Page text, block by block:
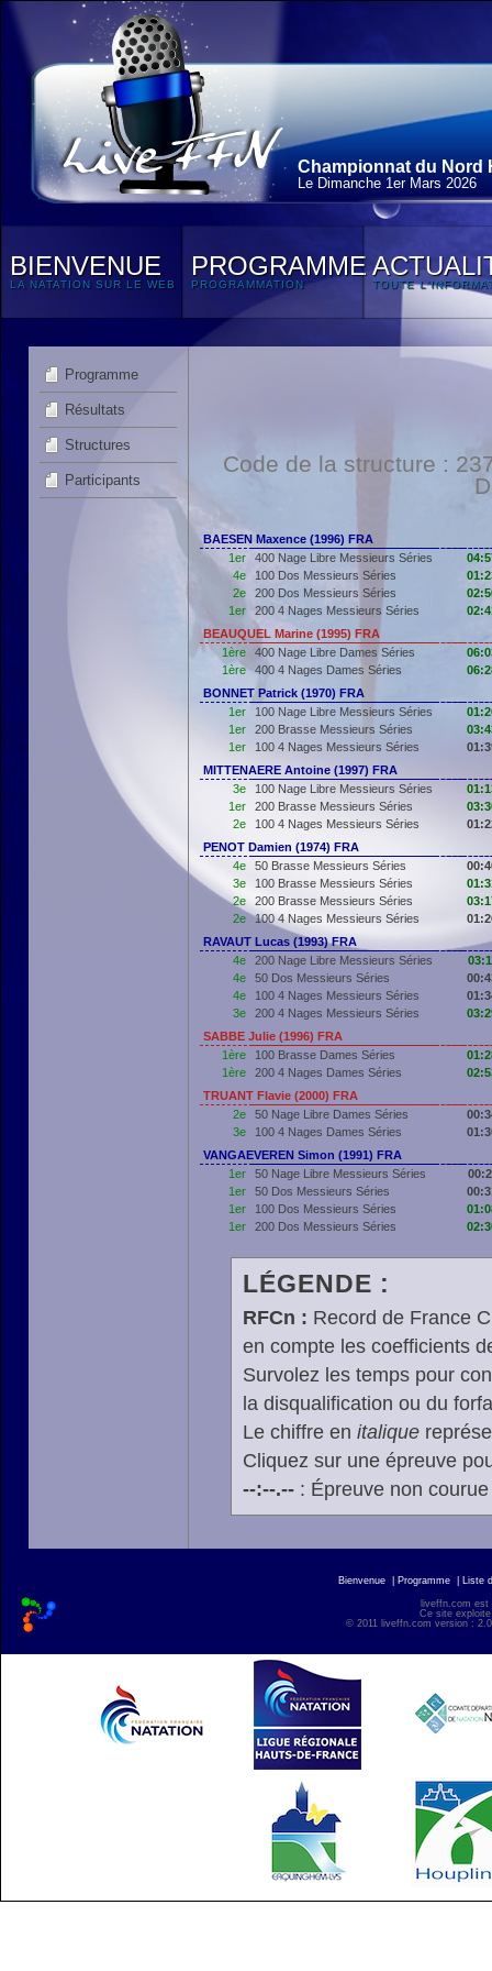
Championnat du Nord
Le Dimanche 1erMars 2026
BIENVENUE
LA NATATION SUR LE WEB
PROGRAMME
PROGRAMMATION TOUTE
Programme
Résultats
Structures
Participants
Code de la structure :
BAESEN Maxence (1996) FRA
1er
400 Nage Libre Messieurs Séries
4e
100 Dos Messieurs Séries
2e
200 Dos Messieurs Séries
1er
200 4 Nages Messieurs Séries
BEAUQUEL Marine (1995) FRA
1ère
400 Nage Libre Dames Séries
1ère
400 4 Nages Dames Séries
BONNET Patrick (1970) FRA
1er
100 Nage Libre Messieurs Séries
1er
200 Brasse Messieurs Séries
1er
100 4 Nages Messieurs Séries
MITTENAERE Antoine (1997) FRA
3e
100 Nage Libre Messieurs Séries
1er
200 Brasse Messieurs Séries
2e
100 4 Nages Messieurs Séries
PENOT Damien (1974) FRA
4e
50 Brasse Messieurs Séries
3e
100 Brasse Messieurs Séries
2e
200 Brasse Messieurs Séries
2e
100 4 Nages Messieurs Séries
RAVAUT Lucas (1993) FRA
4e
200 Nage Libre Messieurs Séries
4e
50 Dos Messieurs Séries
4e
100 4 Nages Messieurs Séries
3e
200 4 Nages Messieurs Séries
SABBE Julie (1996) FRA
1ère
100 Brasse Dames Séries
1ère
200 4 Nages Dames Séries
TRUANT Flavie (2000) FRA
2e
50 Nage Libre Dames Séries
3e
100 4 Nages Dames Séries
VANGAEVEREN Simon (1991) FRA
1er
50 Nage Libre Messieurs Séries
1er
50 Dos Messieurs Séries
1er
100 Dos Messieurs Séries
1er
200 Dos Messieurs Séries
LÉGENDE :
RFCn : Record de France
en compte les coefficients
Survolez les temps pour
la disqualification ou du
Le chiffre en italique
Cliquez sur une épreuve
--:--.--: Épreuve non
Bienvenue Programme Liste
liveffn.com est
Ce site
© 2011 liveffn.com version :